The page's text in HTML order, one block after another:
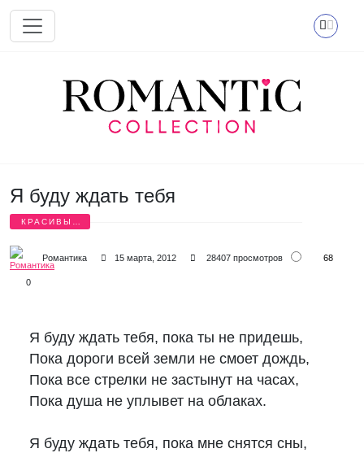
Перейти к основному содержанию
Я буду ждать тебя
КРАСИВЫЕ
Романтика 15 марта, 2012 28407 просмотров 68
0
Я буду ждать тебя, пока ты не придешь,
Пока дороги всей земли не смоет дождь,
Пока все стрелки не застынут на часах,
Пока душа не уплывет на облаках.
Я буду ждать тебя, пока мне снятся сны,